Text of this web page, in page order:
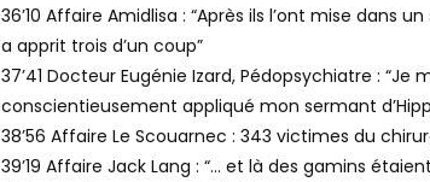
36’10 Affaire Amidlisa : “Après ils l’ont mise dans
a apprit trois d’un coup”
37’41 Docteur Eugénie Izard, Pédopsychiatre :
conscientieusement appliqué mon sermant
38’56 Affaire Le Scouarnec : 343 victimes du
39’19 Affaire Jack Lang : “… et là des gamins